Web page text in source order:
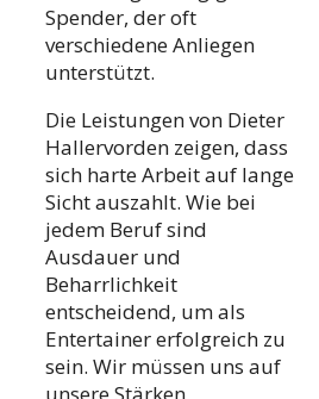
Spender, der oft
verschiedene Anliegen
unterstützt.
Die Leistungen von Dieter
Hallervorden zeigen, dass
sich harte Arbeit auf lange
Sicht auszahlt. Wie bei
jedem Beruf sind
Ausdauer und
Beharrlichkeit
entscheidend, um als
Entertainer erfolgreich zu
sein. Wir müssen uns auf